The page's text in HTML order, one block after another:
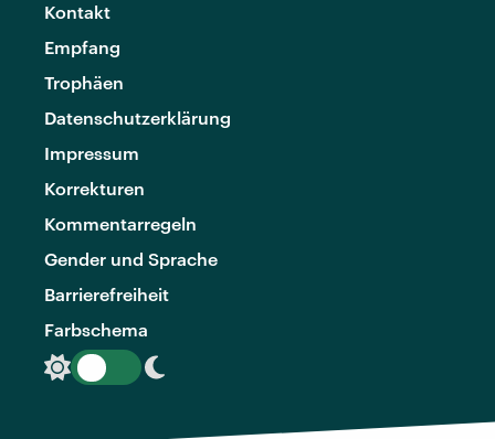
Kontakt
Empfang
Trophäen
Datenschutzerklärung
Impressum
Korrekturen
Kommentarregeln
Gender und Sprache
Barrierefreiheit
Farbschema